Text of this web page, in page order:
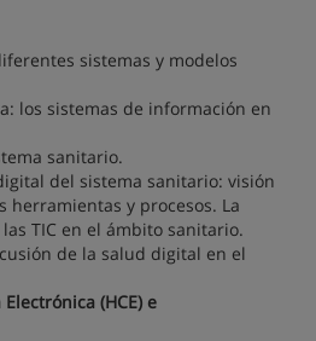
sistemas y modelos
los sistemas de información en
sanitario.
del sistema sanitario: visión
herramientas y procesos. La
TIC en el ámbito sanitario.
de la salud digital en el
(HCE) e